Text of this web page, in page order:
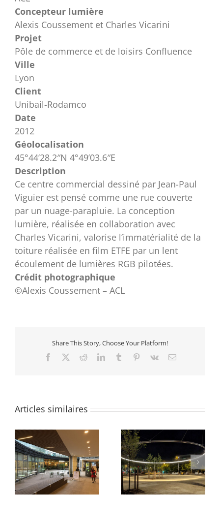
Concepteur lumière
Alexis Coussement et Charles Vicarini
Projet
Pôle de commerce et de loisirs Confluence
Ville
Lyon
Client
Unibail-Rodamco
Date
2012
Géolocalisation
45°44’28.2″N 4°49’03.6″E
Description
Ce centre commercial dessiné par Jean-Paul
Viguier est pensé comme une rue couverte
par un nuage-parapluie. La conception
lumière, réalisée en collaboration avec
Charles Vicarini, valorise l’immatérialité de la
toiture réalisée en film ETFE par un lent
écoulement de lumières RGB pilotées.
Crédit photographique
©Alexis Coussement – ACL
Share This Story, Choose Your Platform!
Facebook RedditLinkedInTumblr Pinterest
Vk Email
Articles similaires
Quartier des Groues
Parvis du Pont Neuf et
de La Samaritaine